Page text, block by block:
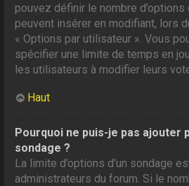
pouvez définir le nombre
peuvent insérer en modifiant, lors
« Options par utilisateur ». Vous
spécifier une limite de temps en
les utilisateurs à modifier leurs
Haut
Pourquoi ne puis-je pas ajouter
sondage ?
La limite d’options d’un sondage
administrateurs du forum. Si le